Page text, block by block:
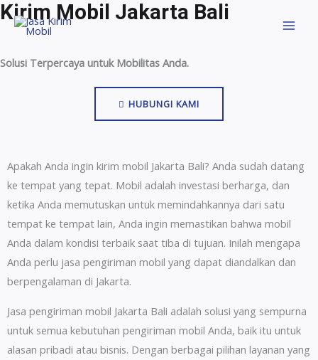
Kirim Mobil Jakarta Bali
Solusi Terpercaya untuk Mobilitas Anda.
HUBUNGI KAMI
Apakah Anda ingin kirim mobil Jakarta Bali? Anda sudah datang
ke tempat yang tepat. Mobil adalah investasi berharga, dan
ketika Anda memutuskan untuk memindahkannya dari satu
tempat ke tempat lain, Anda ingin memastikan bahwa mobil
Anda dalam kondisi terbaik saat tiba di tujuan. Inilah mengapa
Anda perlu jasa pengiriman mobil yang dapat diandalkan dan
berpengalaman di Jakarta.
Jasa pengiriman mobil Jakarta Bali adalah solusi yang sempurna
untuk semua kebutuhan pengiriman mobil Anda, baik itu untuk
alasan pribadi atau bisnis. Dengan berbagai pilihan layanan yang